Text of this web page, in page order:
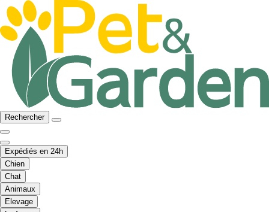
Rechercher
Expédiés en 24h
Chien
Chat
Animaux
Elevage